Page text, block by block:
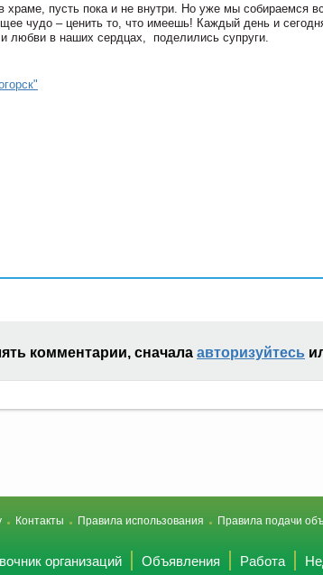
храме, пусть пока и не внутри. Но уже мы собираемся
чудо – ценить то, что имеешь! Каждый день и
любви в наших сердцах, ­ поделились супруги.
комментарии, сначала авторизуйтесь
Контакты Правила использования Правила подачи
организаций Объявления Работа